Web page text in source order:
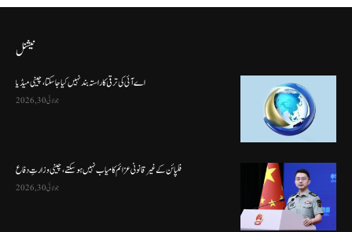
نیشنل
اے آئی کی ترقی کا راستہ بند نہیں کیا جا سکتا، چینی میڈیا
جولائی 30, 2026
فلپائن کے غیر قانونی عزائم کامیاب نہیں ہو سکتے ، چینی وزارتِ دفاع
جولائی 30, 2026